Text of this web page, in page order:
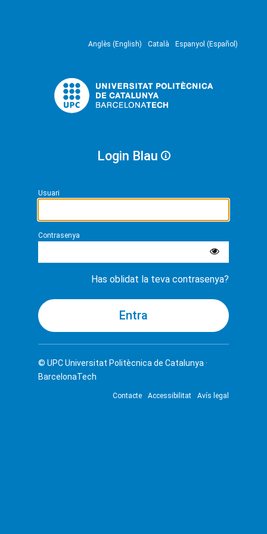
Anglès (English) Català Espanyol (Español)
Login Blau
Usuari
Contrasenya
Has oblidat la teva contrasenya?
© UPCUniversitat Politècnica de Catalunya ·
BarcelonaTech
Contacte Accessibilitat Avís legal